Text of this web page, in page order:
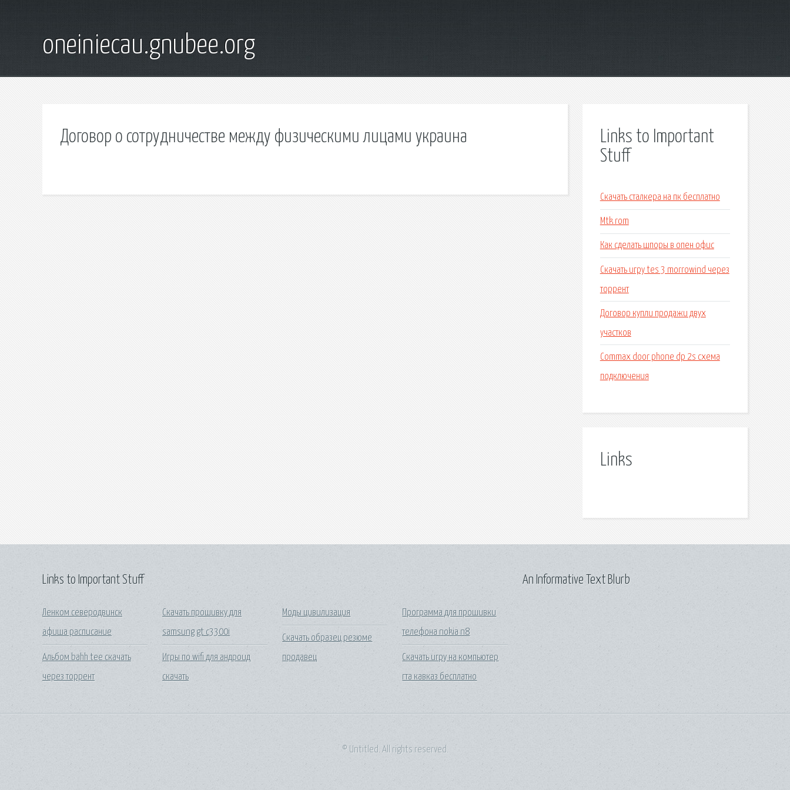
oneiniecau.gnubee.org
Договор о сотрудничестве между физическими лицами украина
Links to Important
Stuff
Скачать сталкера на пк бесплатно
Mtk rom
Как сделать шпоры в опен офис
Скачать игру tes 3 morrowind через
торрент
Договор купли продажи двух
участков
Commax door phone dp 2s схема
подключения
Links
Links to Important Stuff
Ленком северодвинск
афиша расписание
Альбом bahh tee скачать
через торрент
Скачать прошивку для
samsung gt c3300i
Игры по wifi для андроид
скачать
Моды цивилизация
Скачать образец резюме
продавец
Программа для прошивки
телефона nokia n8
Скачать игру на компьютер
гта кавказ бесплатно
An Informative Text Blurb
© Untitled. All rights reserved.